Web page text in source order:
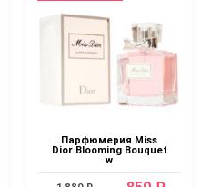
Парфюмерия Miss
Dior Blooming Bouquet
w